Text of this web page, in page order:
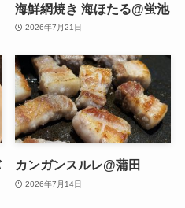
海鮮網焼き 海ほたる@蛍池
2026年7月21日
カンガンスルレ@蒲田
2026年7月14日